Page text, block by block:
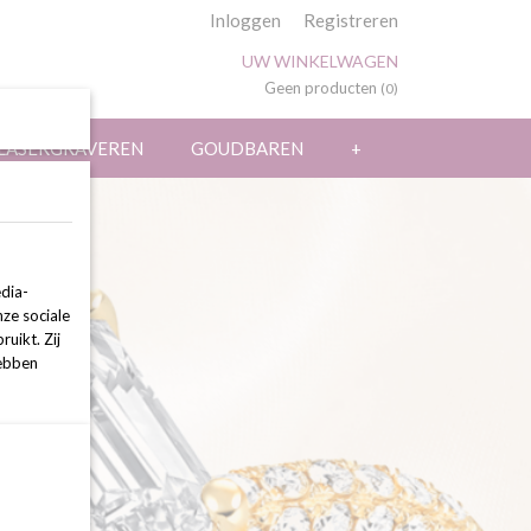
Inloggen Registreren
UW WINKELWAGEN
Geen producten (0)
GOUDBAREN +
sociale
Zij